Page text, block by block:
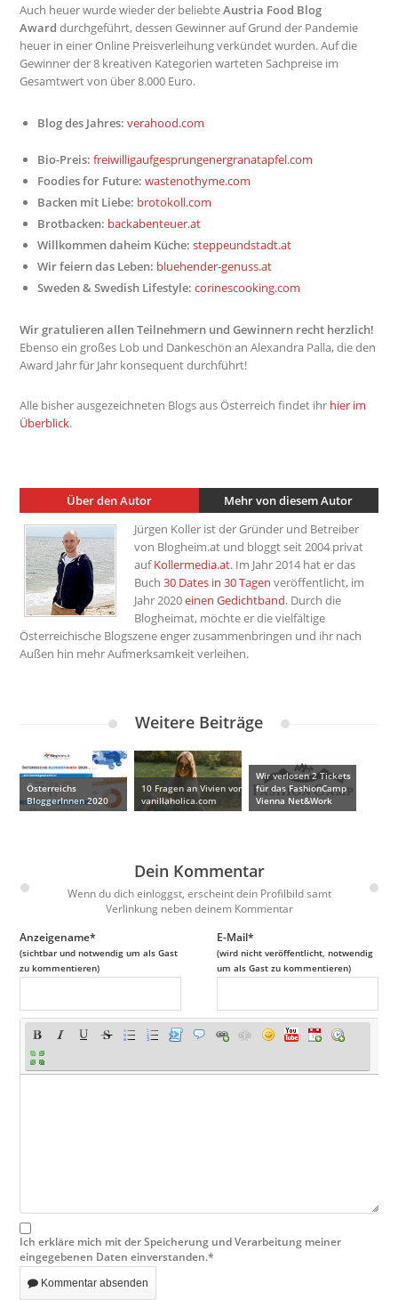
Auch heuer wurde wieder der beliebteAustria Food Blog
Award durchgeführt, dessen Gewinner auf Grund der Pandemie
heuer in einer Online Preisverleihung verkündet wurden. Auf die
Gewinner der 8 kreativen Kategorien warteten Sachpreise im
Gesamtwert von über 8.000 Euro.
Blog des Jahres: verahood.com
Bio-Preis: freiwilligaufgesprungenergranatapfel.com
Foodies for Future: wastenothyme.com
Backen mit Liebe: brotokoll.com
Brotbacken: backabenteuer.at
Willkommen daheim Küche: steppeundstadt.at
Wir feiern das Leben: bluehender-genuss.at
Sweden & Swedish Lifestyle: corinescooking.com
Wir gratulieren allen Teilnehmern und Gewinnern recht herzlich!
Ebenso ein großes Lob und Dankeschön an Alexandra Palla, die den
Award Jahr für Jahr konsequent durchführt!
Alle bisher ausgezeichneten Blogs aus Österreich findet ihr hier im
Überblick.
Über den Autor
Mehr von diesem Autor
Jürgen Koller ist der Gründer und Betreiber
von Blogheim.at und bloggt seit 2004 privat
aufKollermedia.at. Im Jahr 2014 hat er das
Buch30 Dates in 30 Tagen veröffentlicht, im
Jahr 2020einen Gedichtband. Durch die
Blogheimat, möchte er die vielfältige
Österreichische Blogszene enger zusammenbringen und ihr nach
Außen hin mehr Aufmerksamkeit verleihen.
Weitere Beiträge
Österreichs
BloggerInnen 2020
10 Fragen an Vivien von
vanillaholica.com
Wir verlosen 2 Tickets
für das FashionCamp
Vienna Net&Work
Dein Kommentar
Wenn du dich einloggst, erscheint dein Profilbild samt
Verlinkung neben deinem Kommentar
Anzeigename*
(sichtbar und notwendig um als Gast
zu kommentieren)
E-Mail*
(wird nicht veröffentlicht, notwendig
um als Gast zu kommentieren)
Ich erkläre mich mit der Speicherung und Verarbeitung meiner
eingegebenen Daten einverstanden.*
Kommentar absenden